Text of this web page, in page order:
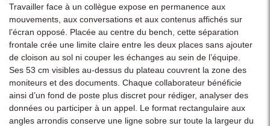
Travailler face à un collègue expose en permanence aux
mouvements, aux conversations et aux contenus affichés sur
l’écran opposé. Placée au centre du bench, cette séparation
frontale crée une limite claire entre les deux places sans ajouter
de cloison au sol ni couper les échanges au sein de l’équipe.
Ses 53 cm visibles au-dessus du plateau couvrent la zone des
moniteurs et des documents. Chaque collaborateur bénéficie
ainsi d’un fond de poste plus discret pour rédiger, analyser des
données ou participer à un appel. Le format rectangulaire aux
angles arrondis conserve une ligne sobre sur toute la largeur du